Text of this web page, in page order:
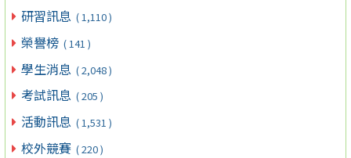
研習訊息 ( 1,110 )
榮譽榜 ( 141 )
學生消息 ( 2,048 )
考試訊息 ( 205 )
活動訊息 ( 1,531 )
校外競賽 ( 220 )